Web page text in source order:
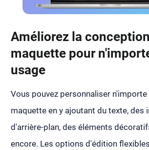
Améliorez la
maquette pour
usage
Vous pouvez personnaliser n'importe
maquette en y ajoutant du texte, des
d'arrière-plan, des éléments
encore. Les options d'édition